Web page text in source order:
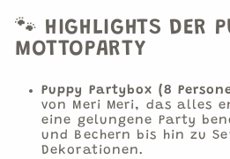
🐾 HIGHLIGHTS DER
MOTTOPARTY
Puppy Partybox (8
von Meri Meri, das alles
eine gelungene Party
und Bechern bis hin zu
Dekorationen.